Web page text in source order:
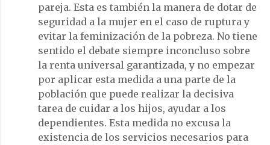
pareja. Esta es también la manera de dotar de
seguridad a la mujer en el caso de ruptura y
evitar la feminización de la pobreza. No tiene
sentido el debate siempre inconcluso sobre
la renta universal garantizada, y no empezar
por aplicar esta medida a una parte de la
población que puede realizar la decisiva
tarea de cuidar a los hijos, ayudar a los
dependientes. Esta medida no excusa la
existencia de los servicios necesarios para